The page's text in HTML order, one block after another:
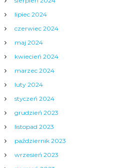
lipiec 2024
czerwiec 2024
maj 2024
kwiecień 2024
marzec 2024
luty 2024
styczeń 2024
grudzień 2023
listopad 2023
październik 2023
wrzesień 2023